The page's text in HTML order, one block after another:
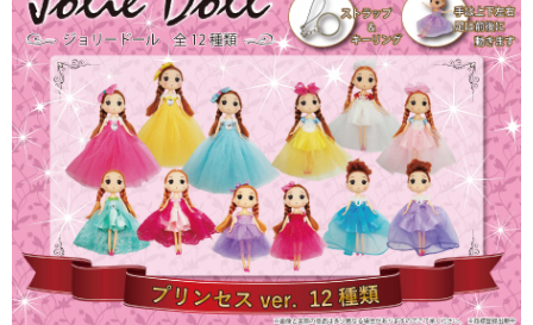
PURPLE
GREEN
ORANGE
SALMON PINK
ABOUT
CONTACT